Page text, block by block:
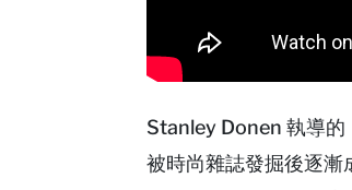
Stanley Donen 執導的
被時尚雜誌發掘後逐漸